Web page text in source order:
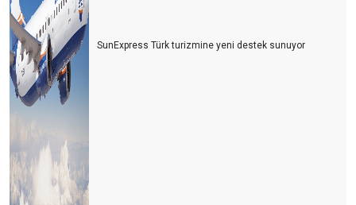
SunExpress Türk turizmine yeni destek sunuyor